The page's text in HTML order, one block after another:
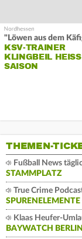
KSV-TRAINER
KLINGBEIL HEISS
AISON
THEMEN-
Fußball News
STAMMPLATZ
True Crime
Klaas Heufer-
BAYWATCH BERLIN